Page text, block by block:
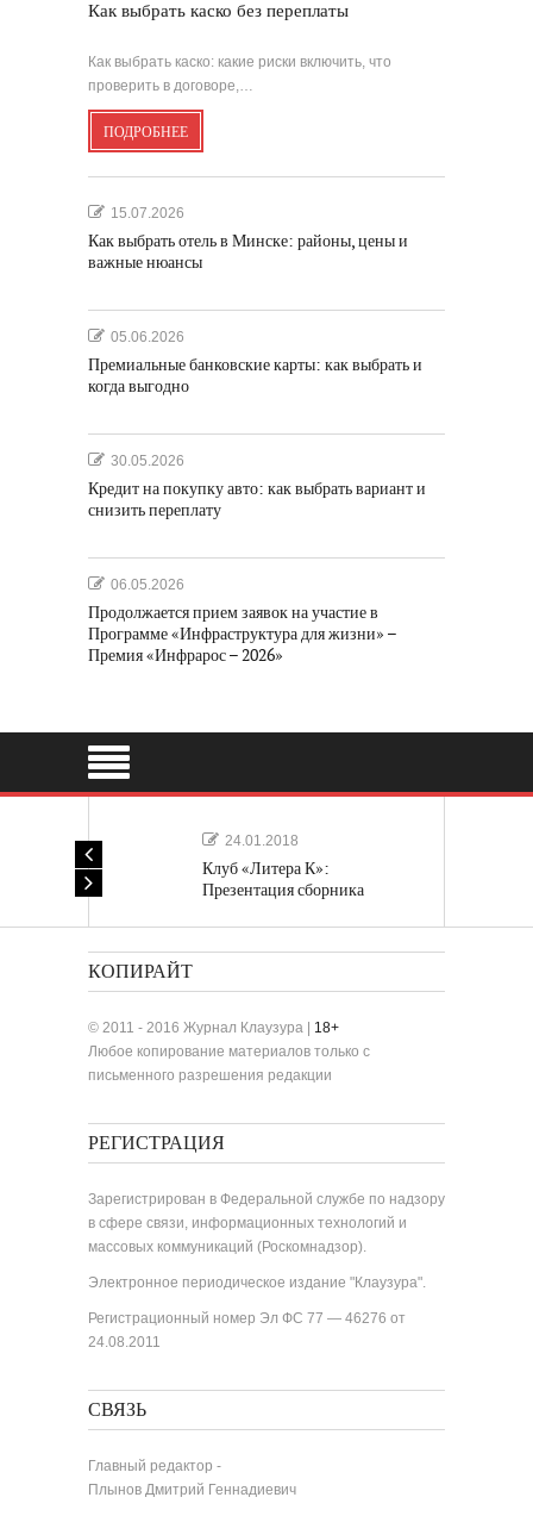
Как выбрать каско без переплаты
Как выбрать каско: какие риски включить, что
проверить в договоре,…
ПОДРОБНЕЕ
15.07.2026
Как выбрать отель в Минске: районы, цены и
важные нюансы
05.06.2026
Премиальные банковские карты: как выбрать и
когда выгодно
30.05.2026
Кредит на покупку авто: как выбрать вариант и
снизить переплату
06.05.2026
Продолжается прием заявок на участие в
Программе «Инфраструктура для жизни» –
Премия «Инфрарос – 2026»
24.01.2018
Клуб «Литера К»:
Презентация сборника
КОПИРАЙТ
© 2011 - 2016 Журнал Клаузура | 18+
Любое копирование материалов только с
письменного разрешения редакции
РЕГИСТРАЦИЯ
Зарегистрирован в Федеральной службе по надзору
в сфере связи, информационных технологий и
массовых коммуникаций (Роскомнадзор).
Электронное периодическое издание "Клаузура".
Регистрационный номер Эл ФС 77 — 46276 от
24.08.2011
СВЯЗЬ
Главный редактор -
Плынов Дмитрий Геннадиевич